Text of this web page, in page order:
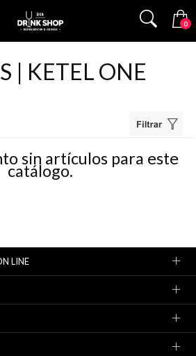
0
| KETEL ONE
sin artículos para este
catálogo.
LINE